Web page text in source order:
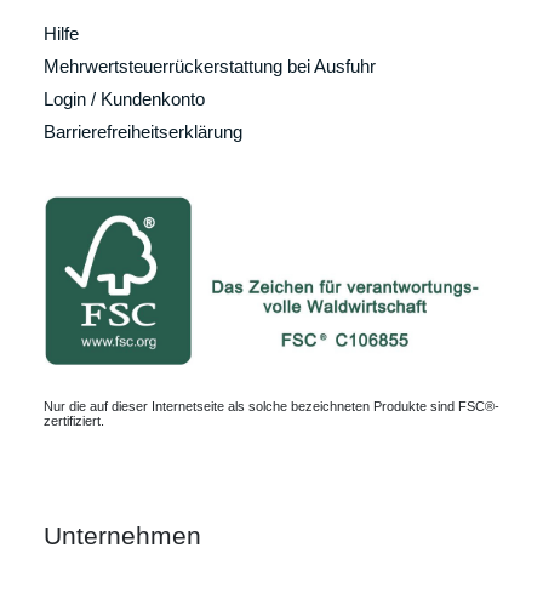
Hilfe
Mehrwertsteuerrückerstattung bei Ausfuhr
Login / Kundenkonto
Barrierefreiheitserklärung
Nur die auf dieser Internetseite als solche bezeichneten Produkte sind FSC®-
zertifiziert.
Unternehmen